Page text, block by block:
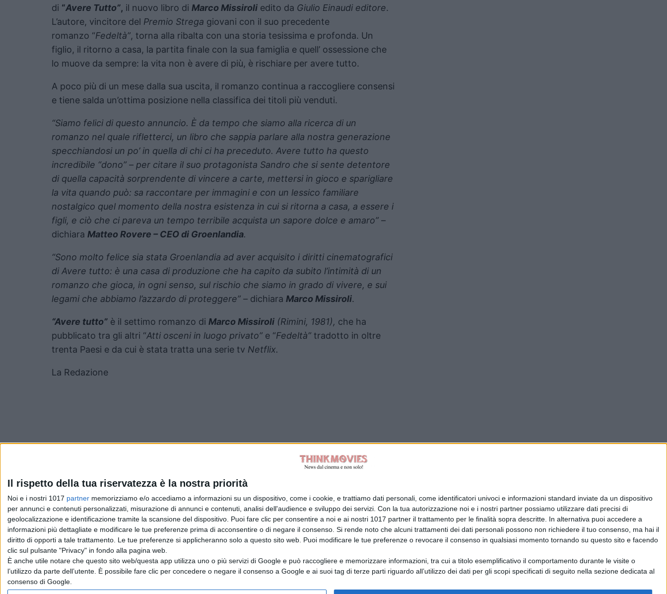
Il rispetto della tua riservatezza è la nostra priorità
Noi e i nostri 1017 partner memorizziamo e/o accediamo a informazioni su un dispositivo, come i cookie, e trattiamo dati personali, come identificatori univoci e informazioni standard inviate da un dispositivo
per annunci e contenuti personalizzati, misurazione di annunci e contenuti, analisi dell'audience e sviluppo dei servizi. Con la tua autorizzazione noi e i nostri partner possiamo utilizzare dati precisi di
geolocalizzazione e identificazione tramite la scansione del dispositivo. Puoi fare clic per consentire a noi e ai nostri 1017 partner il trattamento per le finalità sopra descritte. In alternativa puoi accedere a
informazioni più dettagliate e modificare le tue preferenze prima di acconsentire o di negare il consenso. Si rende noto che alcuni trattamenti dei dati personali possono non richiedere il tuo consenso, ma hai il
diritto di opporti a tale trattamento. Le tue preferenze si applicheranno solo a questo sito web. Puoi modificare le tue preferenze o revocare il consenso in qualsiasi momento tornando su questo sito e facendo
clic sul pulsante "Privacy" in fondo alla pagina web.
È anche utile notare che questo sito web/questa app utilizza uno o più servizi di Google e può raccogliere e memorizzare informazioni, tra cui a titolo esemplificativo il comportamento durante le visite o
l’utilizzo da parte dell’utente. È possibile fare clic per concedere o negare il consenso a Google e ai suoi tag di terze parti riguardo all’utilizzo dei dati per gli scopi specificati di seguito nella sezione dedicata al
consenso di Google.
di “Avere Tutto”, il nuovo libro di Marco Missiroli edito da Giulio Einaudi editore.
L’autore, vincitore del Premio Strega giovani con il suo precedente
romanzo “Fedeltà”, torna alla ribalta con una storia tesissima e profonda. Un
figlio, il ritorno a casa, la partita finale con la sua famiglia e quell’ ossessione che
lo muove da sempre: la vita non è avere di più, è rischiare per avere tutto.
A poco più di un mese dalla sua uscita, il romanzo continua a raccogliere consensi
e tiene salda un’ottima posizione nella classifica dei titoli più venduti.
“Siamo felici di questo annuncio. È da tempo che siamo alla ricerca di un
romanzo nel quale rifletterci, un libro che sappia parlare alla nostra generazione
specchiandosi un po’ in quella di chi ci ha preceduto. Avere tutto ha questo
incredibile “dono” – per citare il suo protagonista Sandro che si sente detentore
di quella capacità sorprendente di vincere a carte, mettersi in gioco e sparigliare
la vita quando può: sa raccontare per immagini e con un lessico familiare
nostalgico quel momento della nostra esistenza in cui si ritorna a casa, a essere i
figli, e ciò che ci pareva un tempo terribile acquista un sapore dolce e amaro” –
dichiara Matteo Rovere – CEO di Groenlandia.
“Sono molto felice sia stata Groenlandia ad aver acquisito i diritti cinematografici
di Avere tutto: è una casa di produzione che ha capito da subito l’intimità di un
romanzo che gioca, in ogni senso, sul rischio che siamo in grado di vivere, e sui
legami che abbiamo l’azzardo di proteggere” – dichiara Marco Missiroli.
“Avere tutto” è il settimo romanzo di Marco Missiroli (Rimini, 1981), che ha
pubblicato tra gli altri “Atti osceni in luogo privato” e “Fedeltà” tradotto in oltre
trenta Paesi e da cui è stata tratta una serie tv Netflix.
La Redazione
PubblicatoDicembre 2, 2022 in
News cinema e film
daLa Redazione
Tag:
Chi siamoContattiPrivacy PolicyCookie PolicyEmanuela Giuliani CFGLNMNL77T43L639Disclaimer